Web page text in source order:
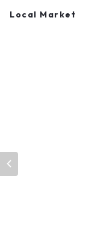
Local Market